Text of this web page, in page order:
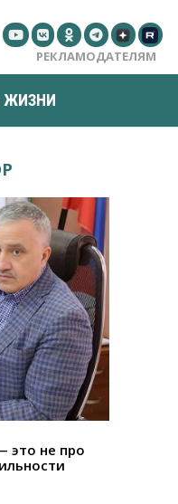
РЕКЛАМОДАТЕЛЯМ
ЖИЗНИ
это не про